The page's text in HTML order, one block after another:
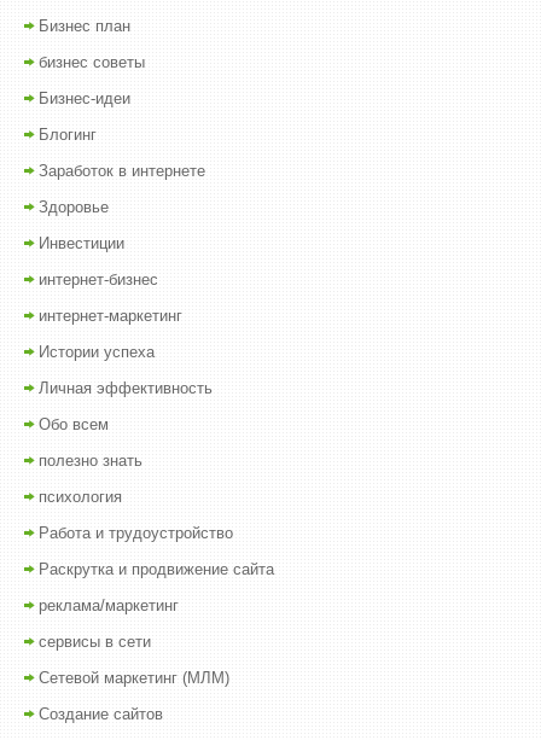
Бизнес план
бизнес советы
Бизнес-идеи
Блогинг
Заработок в интернете
Здоровье
Инвестиции
интернет-бизнес
интернет-маркетинг
Истории успеха
Личная эффективность
Обо всем
полезно знать
психология
Работа и трудоустройство
Раскрутка и продвижение сайта
реклама/маркетинг
сервисы в сети
Сетевой маркетинг (МЛМ)
Создание сайтов